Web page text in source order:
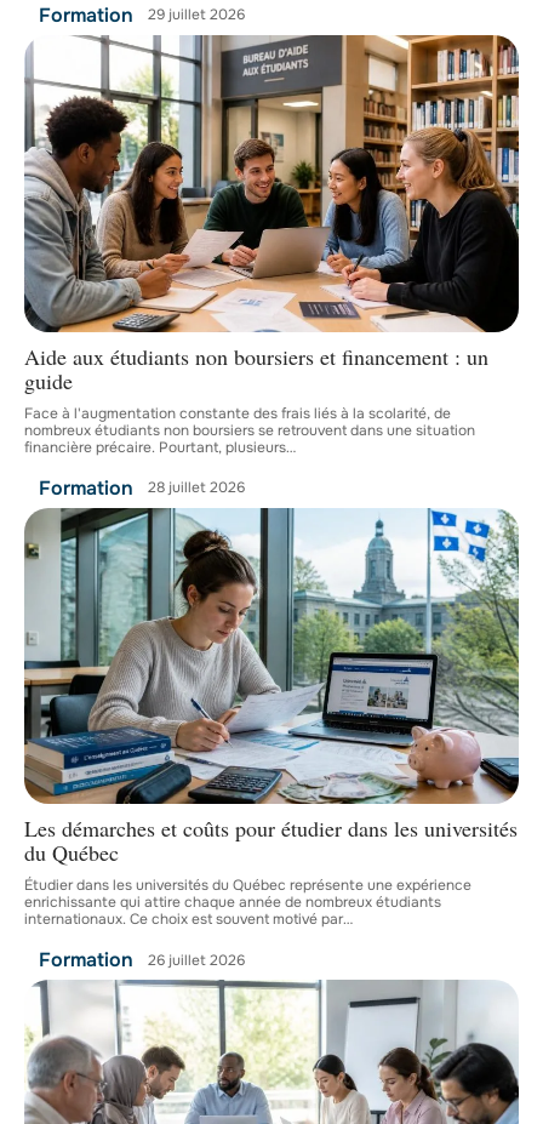
Formation 29 juillet 2026
Aide aux étudiants non boursiers et financement : un
guide
Face à l'augmentation constante des frais liés à la scolarité, de
nombreux étudiants non boursiers se retrouvent dans une situation
financière précaire. Pourtant, plusieurs…
Formation 28 juillet 2026
Les démarches et coûts pour étudier dans les universités
du Québec
Étudier dans les universités du Québec représente une expérience
enrichissante qui attire chaque année de nombreux étudiants
internationaux. Ce choix est souvent motivé par…
Formation 26 juillet 2026